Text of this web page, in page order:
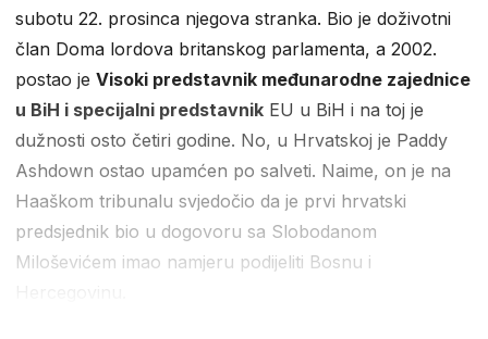
subotu 22. prosinca njegova stranka. Bio je doživotni
član Doma lordova britanskog parlamenta, a 2002.
postao je Visoki predstavnik međunarodne zajednice
u BiH i specijalni predstavnik EU u BiH i na toj je
dužnosti osto četiri godine. No, u Hrvatskoj je Paddy
Ashdown ostao upamćen po salveti. Naime, on je na
Haaškom tribunalu svjedočio da je prvi hrvatski
predsjednik bio u dogovoru sa Slobodanom
Miloševićem imao namjeru podijeliti Bosnu i